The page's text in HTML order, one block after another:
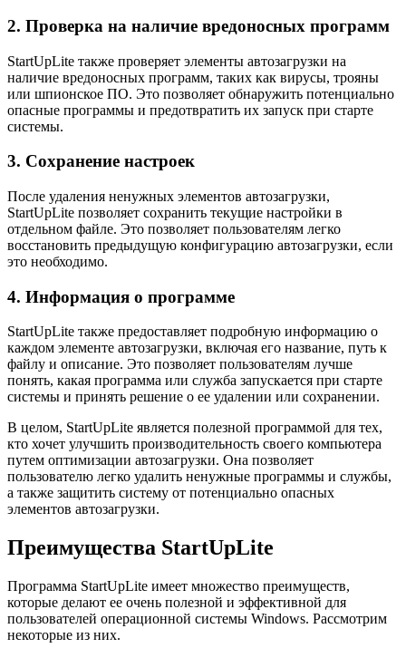
2. Проверка на наличие вредоносных программ
StartUpLite также проверяет элементы автозагрузки на
наличие вредоносных программ, таких как вирусы, трояны
или шпионское ПО. Это позволяет обнаружить потенциально
опасные программы и предотвратить их запуск при старте
системы.
3. Сохранение настроек
После удаления ненужных элементов автозагрузки,
StartUpLite позволяет сохранить текущие настройки в
отдельном файле. Это позволяет пользователям легко
восстановить предыдущую конфигурацию автозагрузки, если
это необходимо.
4. Информация о программе
StartUpLite также предоставляет подробную информацию о
каждом элементе автозагрузки, включая его название, путь к
файлу и описание. Это позволяет пользователям лучше
понять, какая программа или служба запускается при старте
системы и принять решение о ее удалении или сохранении.
В целом, StartUpLite является полезной программой для тех,
кто хочет улучшить производительность своего компьютера
путем оптимизации автозагрузки. Она позволяет
пользователю легко удалить ненужные программы и службы,
а также защитить систему от потенциально опасных
элементов автозагрузки.
Преимущества StartUpLite
Программа StartUpLite имеет множество преимуществ,
которые делают ее очень полезной и эффективной для
пользователей операционной системы Windows. Рассмотрим
некоторые из них.